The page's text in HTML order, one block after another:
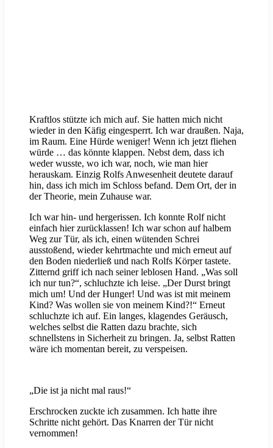
Kraftlos stützte ich mich auf. Sie hatten mich nicht
wieder in den Käfig eingesperrt. Ich war draußen. Naja,
im Raum. Eine Hürde weniger! Wenn ich jetzt fliehen
würde … das könnte klappen. Nebst dem, dass ich
weder wusste, wo ich war, noch, wie man hier
herauskam. Einzig Rolfs Anwesenheit deutete darauf
hin, dass ich mich im Schloss befand. Dem Ort, der in
der Theorie, mein Zuhause war.
Ich war hin- und hergerissen. Ich konnte Rolf nicht
einfach hier zurücklassen! Ich war schon auf halbem
Weg zur Tür, als ich, einen wütenden Schrei
ausstoßend, wieder kehrtmachte und mich erneut auf
den Boden niederließ und nach Rolfs Körper tastete.
Zitternd griff ich nach seiner leblosen Hand. „Was soll
ich nur tun?“, schluchzte ich leise. „Der Durst bringt
mich um! Und der Hunger! Und was ist mit meinem
Kind? Was wollen sie von meinem Kind?!“ Erneut
schluchzte ich auf. Ein langes, klagendes Geräusch,
welches selbst die Ratten dazu brachte, sich
schnellstens in Sicherheit zu bringen. Ja, selbst Ratten
wäre ich momentan bereit, zu verspeisen.
„Die ist ja nicht mal raus!“
Erschrocken zuckte ich zusammen. Ich hatte ihre
Schritte nicht gehört. Das Knarren der Tür nicht
vernommen!